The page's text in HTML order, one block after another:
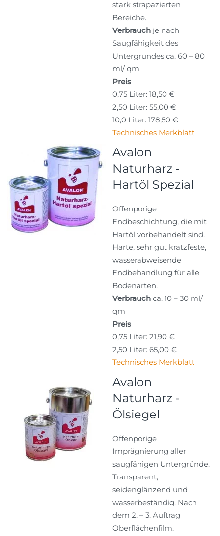
stark strapazierten
Bereiche.
Verbrauch je nach
Saugfähigkeit des
Untergrundes ca. 60 – 80
ml/ qm
Preis
0,75 Liter: 18,50 €
2,50 Liter: 55,00 €
10,0 Liter: 178,50 €
Technisches Merkblatt
Avalon
Naturharz -
Hartöl Spezial
Offenporige
Endbeschichtung, die mit
Hartöl vorbehandelt sind.
Harte, sehr gut kratzfeste,
wasserabweisende
Endbehandlung für alle
Bodenarten.
Verbrauch ca. 10 – 30 ml/
qm
Preis
0,75 Liter: 21,90 €
2,50 Liter: 65,00 €
Technisches Merkblatt
Avalon
Naturharz -
Ölsiegel
Offenporige
Imprägnierung aller
saugfähigen Untergründe.
Transparent,
seidenglänzend und
wasserbeständig. Nach
dem 2. – 3. Auftrag
Oberflächenfilm.